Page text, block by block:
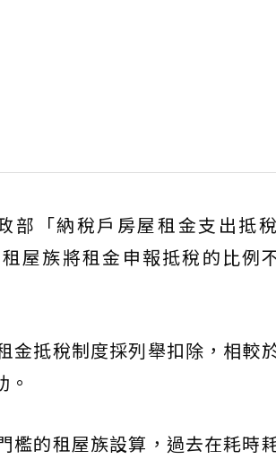
部「納稅戶房屋租金支出抵
屋族將租金申報抵稅的比例
金抵稅制度採列舉扣除，相較
檻的租屋族設算，過去在耗時